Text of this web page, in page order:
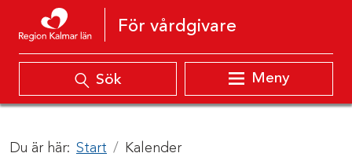
Hoppa till innehåll
För vårdgivare
Sök Meny
Du är här: Start Kalender